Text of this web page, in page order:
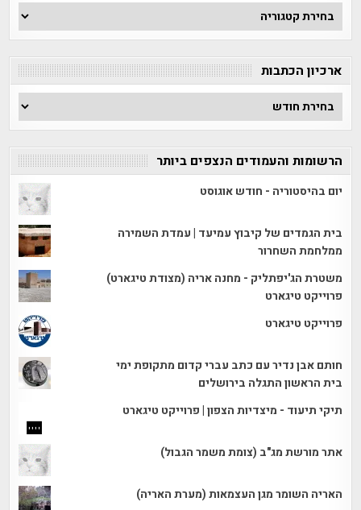
חפש
לפי
קטגוריה
ארכיון הכתבות
ארכיון
הכתבות
הרשומות והעמודים הנצפים ביותר
יום בהיסטוריה - חודש אוגוסט
בית הגמדים של קיבוץ עמיעד | עמדת השמירה
ממלחמת השחרור
משטרת הג'יפתליק - מחנה אריה (מצודת טיגארט)
פרוייקט טיגארט
פרוייקט טיגארט
חותם אבן נדיר עם כתב עברי קדום מתקופת ימי
בית הראשון התגלה בירושלים
תיקי תיעוד - מיצדיות הצפון | פרוייקט טיגארט
אתר מורשת מג"ב (צומת משמר הגבול)
האריה השומר מגן העצמאות (מערת האריה)